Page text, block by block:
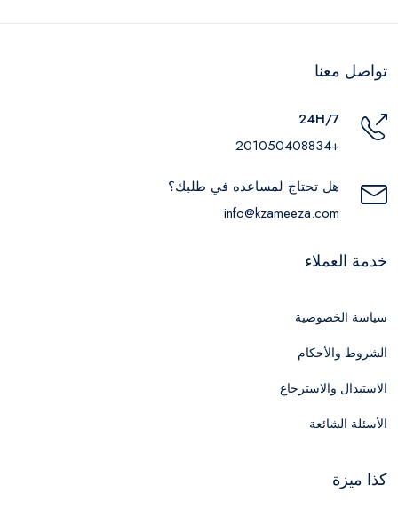
تواصل معنا
24H/7
+201050408834
هل تحتاج لمساعده في طلبك؟
info@kzameeza.com
خدمة العملاء
سياسة الخصوصية
الشروط والأحكام
الاستبدال والاسترجاع
الأسئلة الشائعة
كذا ميزة